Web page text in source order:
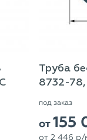
Труба
8732-
под заказ
от155
от 2 446 p/